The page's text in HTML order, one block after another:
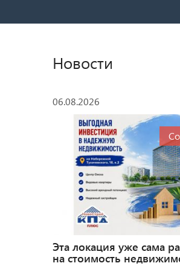
Новости
06.08.2026
Эта локация уже сама
на стоимость